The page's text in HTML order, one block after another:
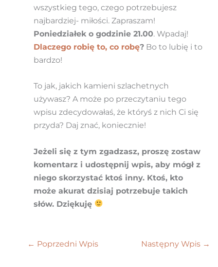
wszystkieg tego, czego potrzebujesz
najbardziej- miłości. Zapraszam!
Poniedziałek o godzinie 21.00. Wpadaj!
Dlaczego robię to, co robę?Bo to lubię i to
bardzo!
To jak, jakich kamieni szlachetnych
używasz? A może po przeczytaniu tego
wpisu zdecydowałaś, że któryś z nich Ci się
przyda? Daj znać, koniecznie!
Jeżeli się z tym zgadzasz, proszę zostaw
komentarz i udostępnij wpis, aby mógł z
niego skorzystać ktoś inny. Ktoś, kto
może akurat dzisiaj potrzebuje takich
słów. Dziękuję
← Poprzedni Wpis Następny Wpis →